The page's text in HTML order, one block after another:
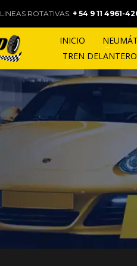
LINEAS ROTATIVAS: + 54 9 11 4961-
INICIO
TREN DELANTERO